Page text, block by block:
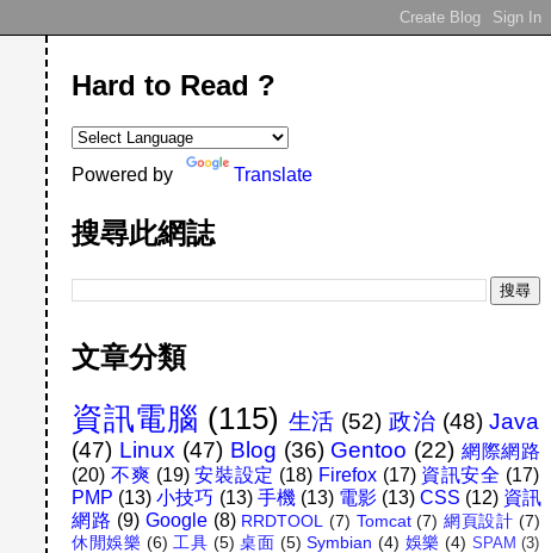
Hard to Read ?
Powered by Translate
搜尋此網誌
文章分類
資訊電腦 (115) 生活 (52) 政治 (48) Java
(47) Linux (47) Blog (36) Gentoo (22) 網際網路
(20) 不爽 (19) 安裝設定 (18) Firefox (17) 資訊安全 (17)
PMP (13) 小技巧 (13) 手機 (13) 電影 (13) CSS (12) 資訊
網路 (9) Google (8) RRDTOOL (7) Tomcat (7) 網頁設計 (7)
休閒娛樂 (6) 工具 (5) 桌面 (5) Symbian (4) 娛樂 (4) SPAM (3)